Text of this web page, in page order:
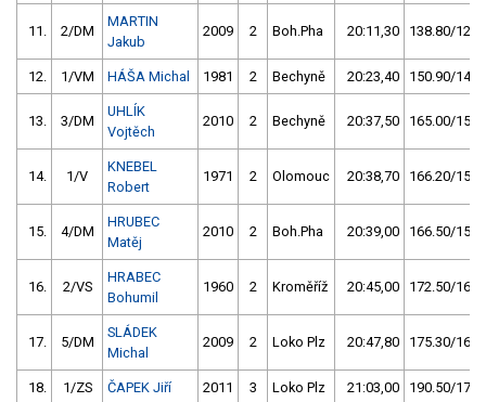
11. 2/DM
MARTIN
Jakub
2009 2 Boh.Pha 20:11,30 138.80/12,9
12. 1/VM HÁŠA Michal 1981 2 Bechyně 20:23,40 150.90/14,1
13. 3/DM
UHLÍK
Vojtěch
2010 2 Bechyně 20:37,50 165.00/15,4
14. 1/V
KNEBEL
Robert
1971 2 Olomouc 20:38,70 166.20/15,5
15. 4/DM
HRUBEC
Matěj
2010 2 Boh.Pha 20:39,00 166.50/15,5
16. 2/VS
HRABEC
Bohumil
1960 2 Kroměříž 20:45,00 172.50/16,1
17. 5/DM
SLÁDEK
Michal
2009 2 Loko Plz 20:47,80 175.30/16,3
18. 1/ZS ČAPEK Jiří 2011 3 Loko Plz 21:03,00 190.50/17,8